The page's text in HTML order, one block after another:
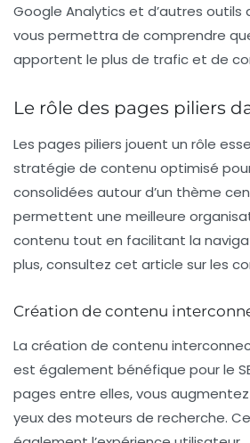
Google Analytics et d’autres outils
vous permettra de comprendre
apportent le plus de trafic et de
Le rôle des pages piliers
Les pages piliers jouent un rôle
stratégie de contenu optimisé pour
consolidées autour d’un thème
permettent une meilleure
contenu tout en facilitant la
plus, consultez cet article sur les
Création de contenu
La création de contenu
est également bénéfique pour le
pages entre elles, vous
yeux des moteurs de recherche.